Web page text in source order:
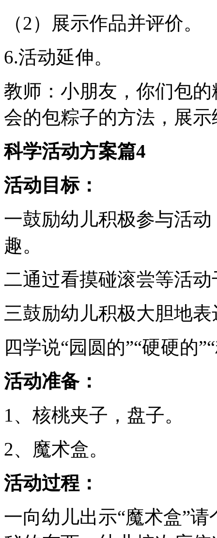
（2）展示作品并评价。
6.活动延伸。
教师：小朋友，你们包
会的包粽子的方法，展
科学活动方案篇4
活动目标：
一鼓励幼儿积极参与活
趣。
二通过看摸碰滚尝等活
三鼓励幼儿积极大胆地
四学说“园圆的”“硬硬的
活动准备：
1、核桃夹子，盘子。
2、魔术盒。
活动过程：
一向幼儿出示“魔术盒”